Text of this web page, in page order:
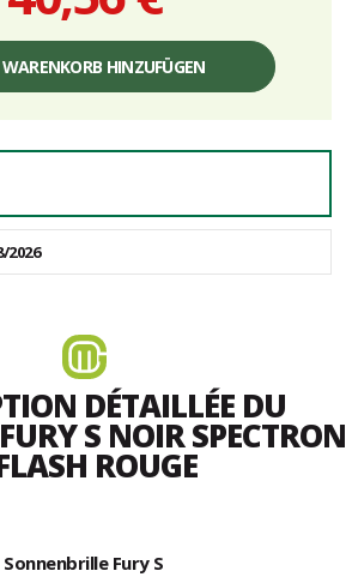
HINZUFÜGEN
2026
DÉTAILLÉE DU
S NOIR SPECTRON
ROUGE
Sonnenbrille Fury S